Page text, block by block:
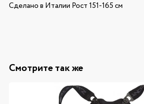
Сделано в Италии Рост 151-165 см
Смотрите так же